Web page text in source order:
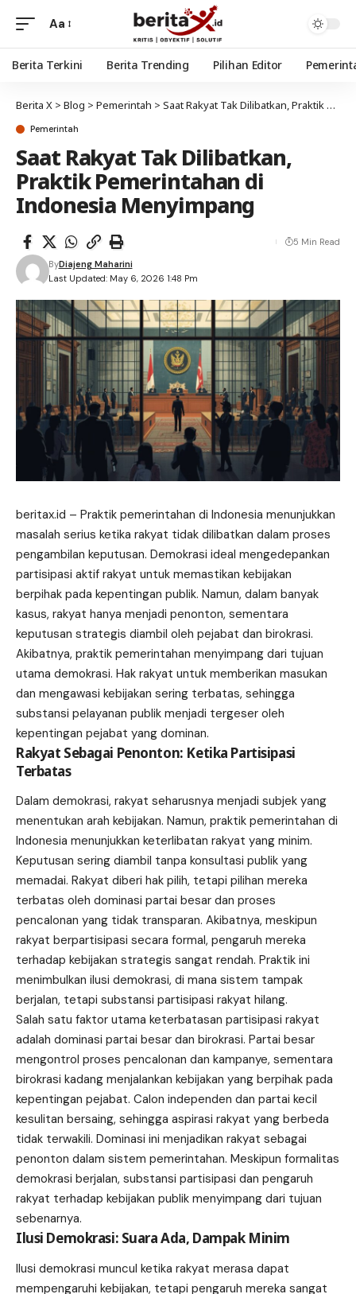
Aa
Berita Terkini Berita Trending Pilihan Editor
Berita X > Blog > Pemerintah > Saat Rakyat Tak Dilibatkan, Praktik Pemerintahan di Indonesia Menyimpang
Pemerintah
Saat Rakyat Tak Dilibatkan,
Praktik Pemerintahan di
Indonesia Menyimpang
Last Updated: May 6, 2026 1:48 Pm
ByDiajeng Maharini
5 Min Read
beritax.id – Praktik pemerintahan di Indonesia menunjukkan
masalah serius ketika rakyat tidak dilibatkan dalam proses
pengambilan keputusan. Demokrasi ideal mengedepankan
partisipasi aktif rakyat untuk memastikan kebijakan
berpihak pada kepentingan publik. Namun, dalam banyak
kasus, rakyat hanya menjadi penonton, sementara
keputusan strategis diambil oleh pejabat dan birokrasi.
Akibatnya, praktik pemerintahan menyimpang dari tujuan
utama demokrasi. Hak rakyat untuk memberikan masukan
dan mengawasi kebijakan sering terbatas, sehingga
substansi pelayanan publik menjadi tergeser oleh
kepentingan pejabat yang dominan.
Rakyat Sebagai Penonton: Ketika Partisipasi
Terbatas
Dalam demokrasi, rakyat seharusnya menjadi subjek yang
menentukan arah kebijakan. Namun, praktik pemerintahan di
Indonesia menunjukkan keterlibatan rakyat yang minim.
Keputusan sering diambil tanpa konsultasi publik yang
memadai. Rakyat diberi hak pilih, tetapi pilihan mereka
terbatas oleh dominasi partai besar dan proses
pencalonan yang tidak transparan. Akibatnya, meskipun
rakyat berpartisipasi secara formal, pengaruh mereka
terhadap kebijakan strategis sangat rendah. Praktik ini
menimbulkan ilusi demokrasi, di mana sistem tampak
berjalan, tetapi substansi partisipasi rakyat hilang.
Salah satu faktor utama keterbatasan partisipasi rakyat
adalah dominasi partai besar dan birokrasi. Partai besar
mengontrol proses pencalonan dan kampanye, sementara
birokrasi kadang menjalankan kebijakan yang berpihak pada
kepentingan pejabat. Calon independen dan partai kecil
kesulitan bersaing, sehingga aspirasi rakyat yang berbeda
tidak terwakili. Dominasi ini menjadikan rakyat sebagai
penonton dalam sistem pemerintahan. Meskipun formalitas
demokrasi berjalan, substansi partisipasi dan pengaruh
rakyat terhadap kebijakan publik menyimpang dari tujuan
sebenarnya.
Ilusi Demokrasi: Suara Ada, Dampak Minim
Ilusi demokrasi muncul ketika rakyat merasa dapat
mempengaruhi kebijakan, tetapi pengaruh mereka sangat